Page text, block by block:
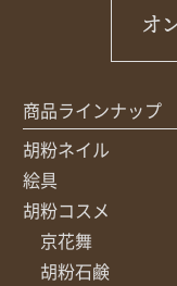
オ
商品ラインナップ
胡粉ネイル
絵具
胡粉コスメ
京花舞
胡粉石鹸